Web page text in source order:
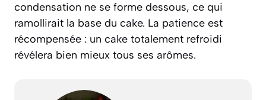
condensation ne se forme dessous, ce qui
ramollirait la base du cake. La patience est
récompensée : un cake totalement refroidi
révélera bien mieux tous ses arômes.